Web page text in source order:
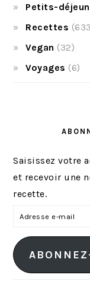
Petits-
Recettes
Vegan (32)
Voyages (6)
Saisissez votre
et recevoir une
recette.
r
e